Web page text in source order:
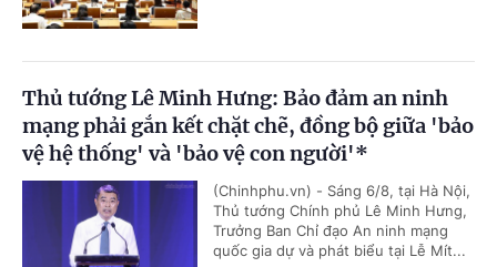
Thủ tướng Lê Minh Hưng: Bảo đảm an ninh
mạng phải gắn kết chặt chẽ, đồng bộ giữa 'bảo
vệ hệ thống' và 'bảo vệ con người'*
(Chinhphu.vn) - Sáng 6/8, tại Hà Nội,
Thủ tướng Chính phủ Lê Minh Hưng,
Trưởng Ban Chỉ đạo An ninh mạng
quốc gia dự và phát biểu tại Lễ Mít...